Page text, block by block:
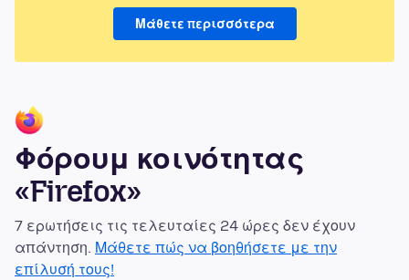
Μάθετε περισσότερα
Φόρουμ κοινότητας
«Firefox»
7 ερωτήσεις τις τελευταίες 24 ώρες δεν έχουν
απάντηση. Μάθετε πώς να βοηθήσετε με την
επίλυσή τους!